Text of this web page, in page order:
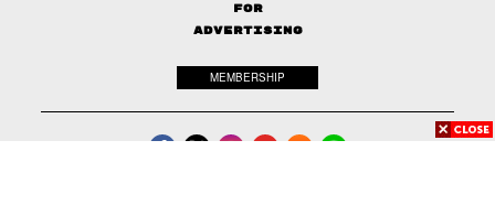
FOR
ADVERTISING
MEMBERSHIP